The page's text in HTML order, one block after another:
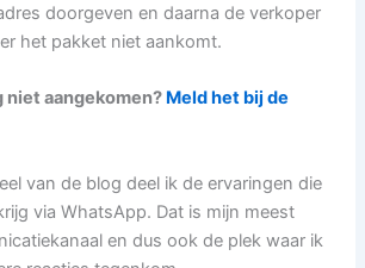
doorgeven en daarna de verkoper
het pakket niet aankomt.
niet aangekomen? Meld het bij de
van de blog deel ik de ervaringen die
via WhatsApp. Dat is mijn meest
en dus ook de plek waar ik